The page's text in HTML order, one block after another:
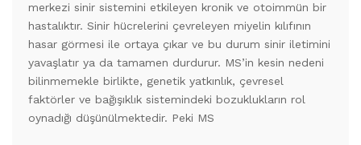
merkezi sinir sistemini etkileyen kronik ve otoimmün bir
hastalıktır. Sinir hücrelerini çevreleyen miyelin kılıfının
hasar görmesi ile ortaya çıkar ve bu durum sinir iletimini
yavaşlatır ya da tamamen durdurur. MS’in kesin nedeni
bilinmemekle birlikte, genetik yatkınlık, çevresel
faktörler ve bağışıklık sistemindeki bozuklukların rol
oynadığı düşünülmektedir. Peki MS